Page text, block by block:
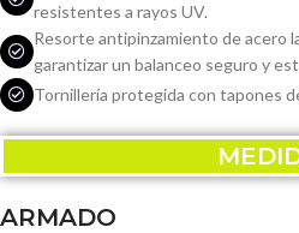
resistentes a rayos UV.
Resorte antipinzamiento de acero
garantizar un balanceo seguro y
Tornillería protegida con tapones
ARMADO